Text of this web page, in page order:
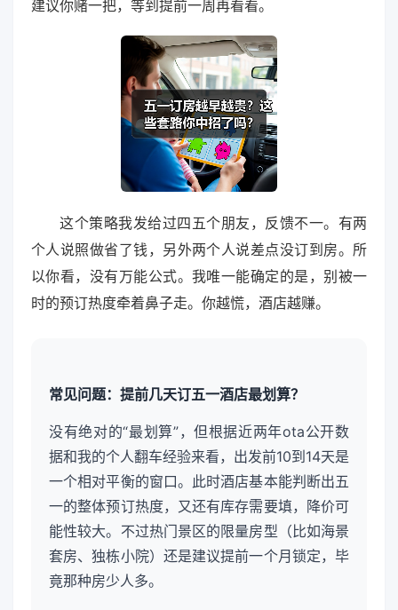
建议你赌一把，等到提前一周再看看。
这个策略我发给过四五个朋友，反馈不一。有两
个人说照做省了钱，另外两个人说差点没订到房。所
以你看，没有万能公式。我唯一能确定的是，别被一
时的预订热度牵着鼻子走。你越慌，酒店越赚。
常见问题：提前几天订五一酒店最划算？
没有绝对的“最划算”，但根据近两年ota公开数
据和我的个人翻车经验来看，出发前10到14天是
一个相对平衡的窗口。此时酒店基本能判断出五
一的整体预订热度，又还有库存需要填，降价可
能性较大。不过热门景区的限量房型（比如海景
套房、独栋小院）还是建议提前一个月锁定，毕
竟那种房少人多。